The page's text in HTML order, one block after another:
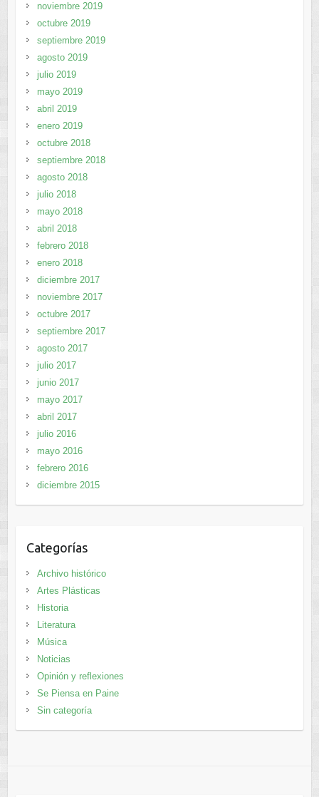
noviembre 2019
octubre 2019
septiembre 2019
agosto 2019
julio 2019
mayo 2019
abril 2019
enero 2019
octubre 2018
septiembre 2018
agosto 2018
julio 2018
mayo 2018
abril 2018
febrero 2018
enero 2018
diciembre 2017
noviembre 2017
octubre 2017
septiembre 2017
agosto 2017
julio 2017
junio 2017
mayo 2017
abril 2017
julio 2016
mayo 2016
febrero 2016
diciembre 2015
Categorías
Archivo histórico
Artes Plásticas
Historia
Literatura
Música
Noticias
Opinión y reflexiones
Se Piensa en Paine
Sin categoría